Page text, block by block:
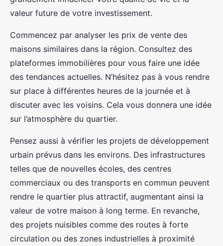
valeur future de votre investissement.
Commencez par analyser les prix de vente des
maisons similaires dans la région. Consultez des
plateformes immobilières pour vous faire une idée
des tendances actuelles. N’hésitez pas à vous rendre
sur place à différentes heures de la journée et à
discuter avec les voisins. Cela vous donnera une idée
sur l’atmosphère du quartier.
Pensez aussi à vérifier les projets de développement
urbain prévus dans les environs. Des infrastructures
telles que de nouvelles écoles, des centres
commerciaux ou des transports en commun peuvent
rendre le quartier plus attractif, augmentant ainsi la
valeur de votre maison à long terme. En revanche,
des projets nuisibles comme des routes à forte
circulation ou des zones industrielles à proximité